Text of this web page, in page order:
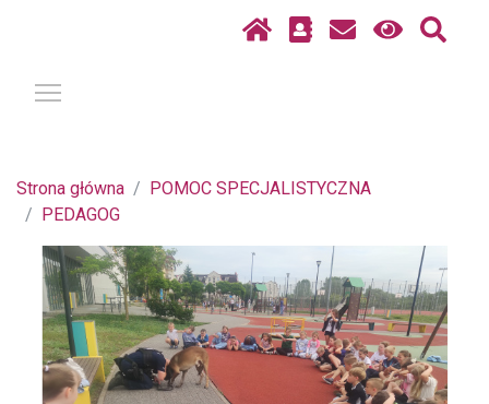
Strona główna
POMOC SPECJALISTYCZNA
PEDAGOG